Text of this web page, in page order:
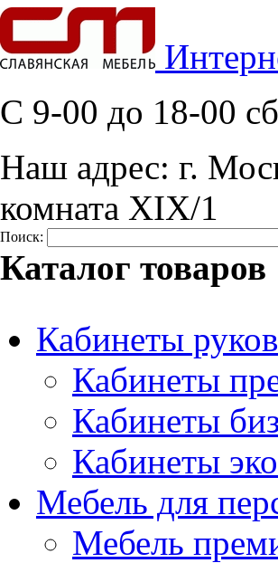
C 9-00 до 18-00
Наш адрес: г.
комната XIX/1
Поиск:
Каталог товаров
Кабинеты
Кабинеты
Кабинеты
Кабинеты
Мебель для
Мебель